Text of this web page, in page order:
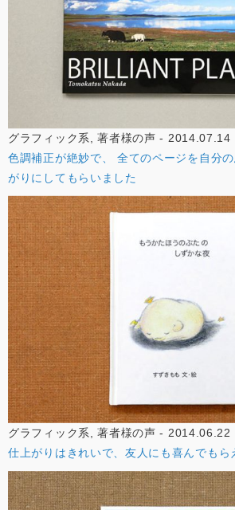
グラフィック系, 著者様の声 - 2014.07.14
色調補正が絶妙で、 全てのページを自分
がりにしてもらいました
グラフィック系, 著者様の声 - 2014.06.22
仕上がりはきれいで、友人にも喜んでもら